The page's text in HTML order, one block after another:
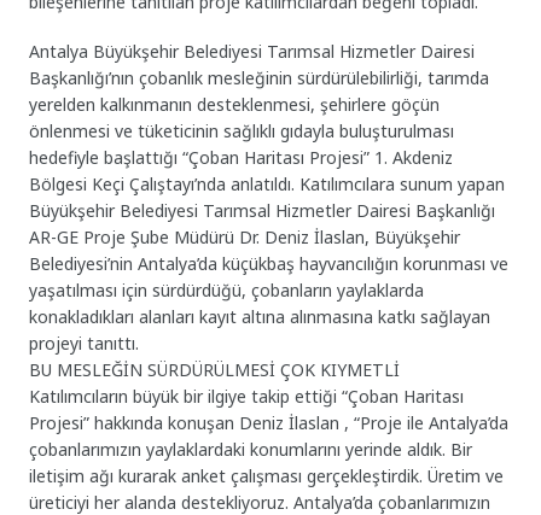
Antalya Büyükşehir Belediyesi Tarımsal Hizmetler Dairesi
Başkanlığı’nın çobanlık mesleğinin sürdürülebilirliği, tarımda
yerelden kalkınmanın desteklenmesi, şehirlere göçün
önlenmesi ve tüketicinin sağlıklı gıdayla buluşturulması
hedefiyle başlattığı “Çoban Haritası Projesi” 1. Akdeniz
Bölgesi Keçi Çalıştayı’nda anlatıldı. Katılımcılara sunum yapan
Büyükşehir Belediyesi Tarımsal Hizmetler Dairesi Başkanlığı
AR-GE Proje Şube Müdürü Dr. Deniz İlaslan, Büyükşehir
Belediyesi’nin Antalya’da küçükbaş hayvancılığın korunması ve
yaşatılması için sürdürdüğü, çobanların yaylaklarda
konakladıkları alanları kayıt altına alınmasına katkı sağlayan
projeyi tanıttı.
BU MESLEĞİN SÜRDÜRÜLMESİ ÇOK KIYMETLİ
Katılımcıların büyük bir ilgiye takip ettiği “Çoban Haritası
Projesi” hakkında konuşan Deniz İlaslan , “Proje ile Antalya’da
çobanlarımızın yaylaklardaki konumlarını yerinde aldık. Bir
iletişim ağı kurarak anket çalışması gerçekleştirdik. Üretim ve
üreticiyi her alanda destekliyoruz. Antalya’da çobanlarımızın